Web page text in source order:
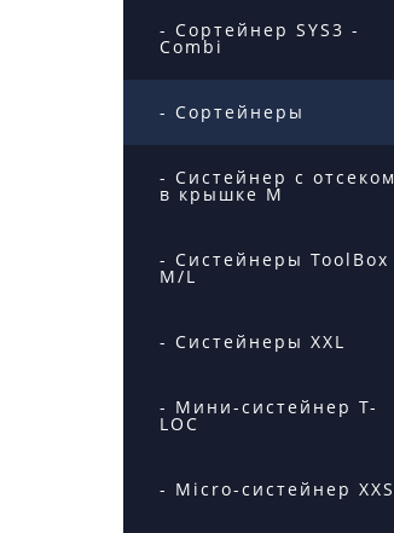
- Сортейнер SYS3 -
Combi
- Сортейнеры
- Систейнер с отсеком
в крышке M
- Систейнеры ToolBox
M/L
- Систейнеры XXL
- Мини-систейнер T-
LOC
- Micro-систейнер XXS